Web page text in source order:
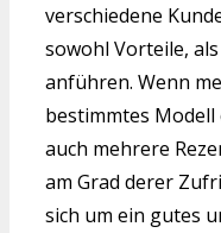
verschiedene
sowohl Vorteile,
anführen. Wenn
bestimmtes
auch mehrere
am Grad derer
sich um ein gutes